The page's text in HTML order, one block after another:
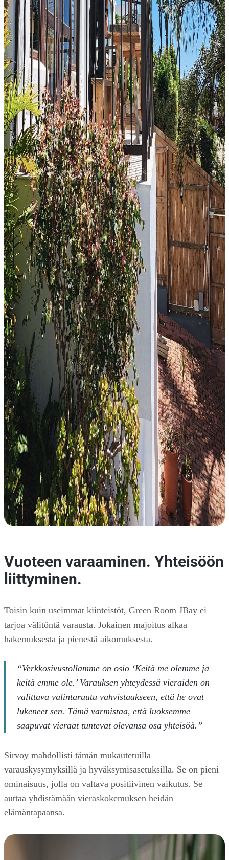
Vuoteen varaaminen. Yhteisöön
liittyminen.
Toisin kuin useimmat kiinteistöt, Green Room JBay ei
tarjoa välitöntä varausta. Jokainen majoitus alkaa
hakemuksesta ja pienestä aikomuksesta.
“Verkkosivustollamme on osio ‘Keitä me olemme ja
keitä emme ole.’ Varauksen yhteydessä vieraiden on
valittava valintaruutu vahvistaakseen, että he ovat
lukeneet sen. Tämä varmistaa, että luoksemme
saapuvat vieraat tuntevat olevansa osa yhteisöä.”
Sirvoy mahdollisti tämän mukautetuilla
varauskysymyksillä ja hyväksymisasetuksilla. Se on pieni
ominaisuus, jolla on valtava positiivinen vaikutus. Se
auttaa yhdistämään vieraskokemuksen heidän
elämäntapaansa.